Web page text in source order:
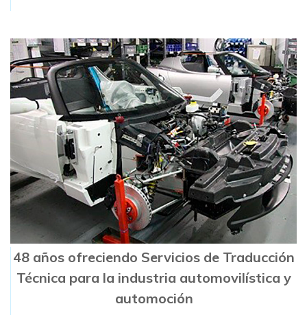
48 años ofreciendo Servicios de Traducción
Técnica para la industria automovilística y
automoción